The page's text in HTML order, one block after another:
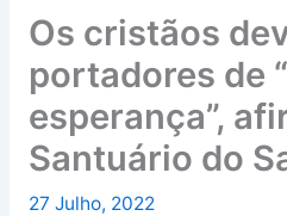
Os cristãos
portadores de
esperança”,
Santuário do
27 Julho, 2022